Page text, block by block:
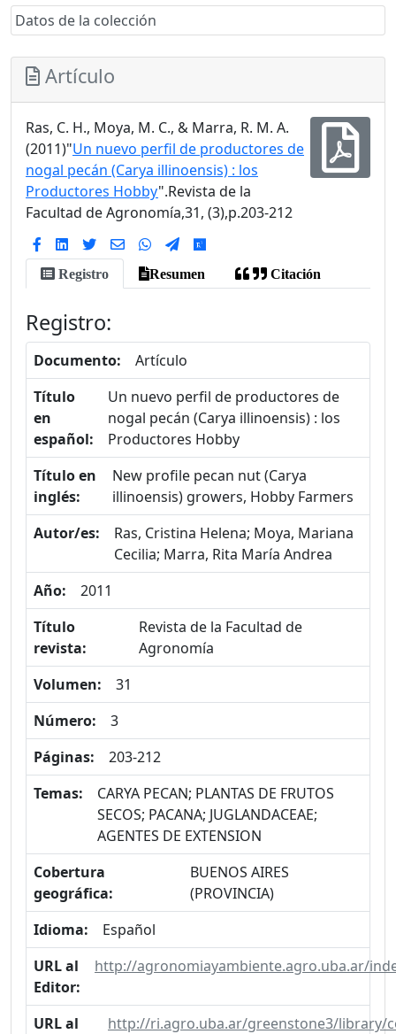
Datos de la colección
Artículo
Ras, C. H., Moya, M. C., & Marra, R. M. A.
(2011)"Un nuevo perfil de productores de
nogal pecán (Carya illinoensis) : los
Productores Hobby".Revista de la
Facultad de Agronomía,31, (3),p.203-212
Registro Resumen Citación
Registro:
Documento:
Artículo
Título
en
español:
Un nuevo perfil de productores de
nogal pecán (Carya illinoensis) : los
Productores Hobby
Título en
inglés:
New profile pecan nut (Carya
illinoensis) growers, Hobby Farmers
Autor/es:
Ras, Cristina Helena; Moya, Mariana
Cecilia; Marra, Rita María Andrea
Año:
2011
Título
revista:
Revista de la Facultad de
Agronomía
Volumen:
31
Número:
3
Páginas:
203-212
Temas:
CARYA PECAN; PLANTAS DE FRUTOS
SECOS; PACANA; JUGLANDACEAE;
AGENTES DE EXTENSION
Cobertura
geográfica:
BUENOS AIRES
(PROVINCIA)
Idioma:
Español
URL al
Editor:
http://agronomiayambiente.agro.uba.ar/
URL al
http://ri.agro.uba.ar/greenstone3/library/